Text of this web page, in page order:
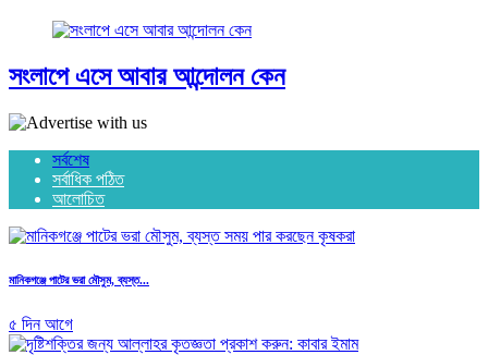
সংলাপে এসে আবার আন্দোলন কেন
সর্বশেষ
সর্বাধিক পঠিত
আলোচিত
মানিকগঞ্জে পাটের ভরা মৌসুম, ব্যস্ত...
৫ দিন আগে